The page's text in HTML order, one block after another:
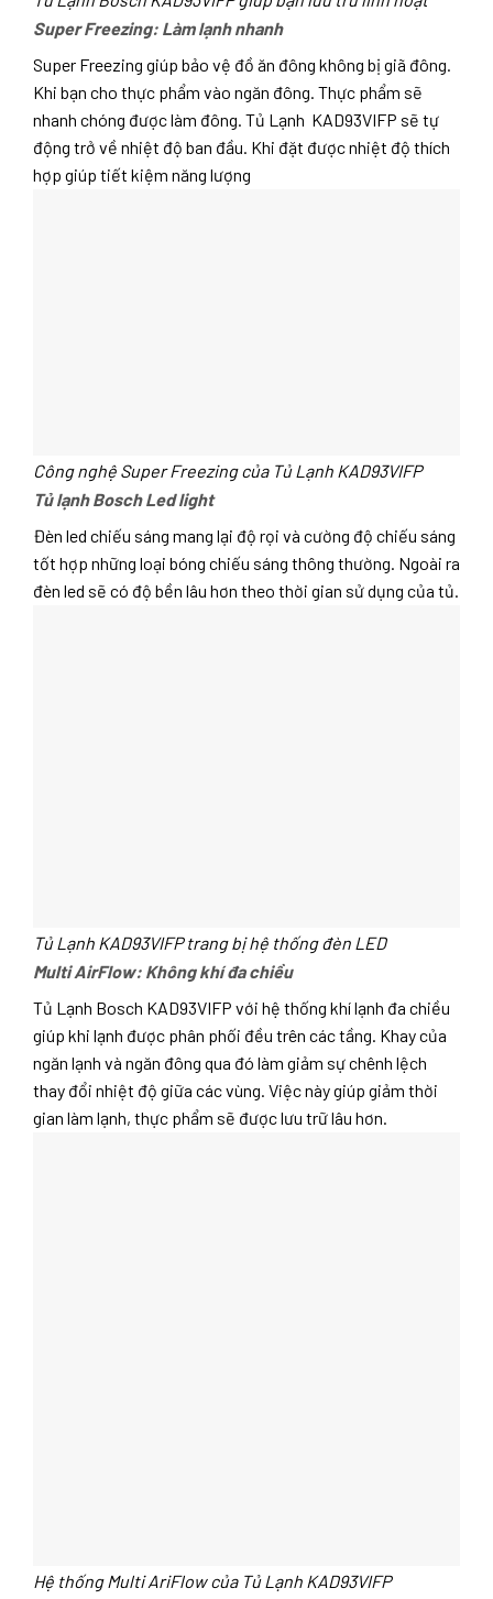
Super Freezing: Làm lạnh nhanh
Super Freezing giúp bảo vệ đồ ăn đông không bị giã đông.
Khi bạn cho thực phẩm vào ngăn đông. Thực phẩm sẽ
nhanh chóng được làm đông. Tủ Lạnh KAD93VIFP sẽ tự
động trở về nhiệt độ ban đầu. Khi đặt được nhiệt độ thích
hợp giúp tiết kiệm năng lượng
Công nghệ Super Freezing của Tủ Lạnh KAD93VIFP
Tủ lạnh Bosch Led light
Đèn led chiếu sáng mang lại độ rọi và cường độ chiếu sáng
tốt hợp những loại bóng chiếu sáng thông thường. Ngoài ra
đèn led sẽ có độ bền lâu hơn theo thời gian sử dụng của tủ.
Tủ Lạnh KAD93VIFP trang bị hệ thống đèn LED
Multi AirFlow: Không khí đa chiều
Tủ Lạnh Bosch KAD93VIFP với hệ thống khí lạnh đa chiều
giúp khi lạnh được phân phối đều trên các tầng. Khay của
ngăn lạnh và ngăn đông qua đó làm giảm sự chênh lệch
thay đổi nhiệt độ giữa các vùng. Việc này giúp giảm thời
gian làm lạnh, thực phẩm sẽ được lưu trữ lâu hơn.
Hệ thống Multi AriFlow của Tủ Lạnh KAD93VIFP